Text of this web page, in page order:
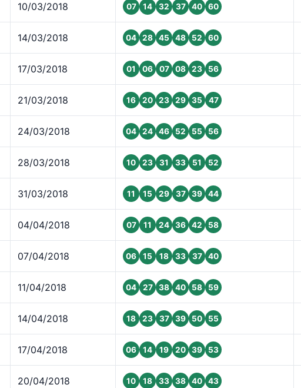
10/03/2018 07 14 32 37 40 60
14/03/2018 04 28 45 48 52 60
17/03/2018 01 06 07 08 23 56
21/03/2018 16 20 23 29 35 47
24/03/2018 04 24 46 52 55 56
28/03/2018 10 23 31 33 51 52
31/03/2018 11 15 29 37 39 44
04/04/2018 07 11 24 36 42 58
07/04/2018 06 15 18 33 37 40
11/04/2018 04 27 38 40 58 59
14/04/2018 18 23 37 39 50 55
17/04/2018 06 14 19 20 39 53
20/04/2018 10 18 33 38 40 43